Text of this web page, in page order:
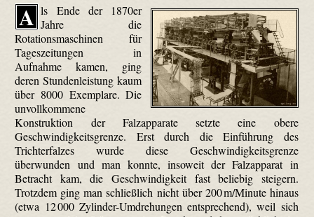
A ls Ende der 1870er
Jahre die
Rotationsmaschinen für
Tageszeitungen in
Aufnahme kamen, ging
deren Stundenleistung kaum
über 8000 Exemplare. Die
unvollkommene
Konstruktion der Falzapparate setzte eine obere
Geschwindigkeitsgrenze. Erst durch die Einführung des
Trichterfalzes wurde diese Geschwindigkeitsgrenze
überwunden und man konnte, insoweit der Falzapparat in
Betracht kam, die Geschwindigkeit fast beliebig steigern.
Trotzdem ging man schließlich nicht über 200 m/Minute hinaus
(etwa 12 000 Zylinder-Umdrehungen entsprechend), weil sich